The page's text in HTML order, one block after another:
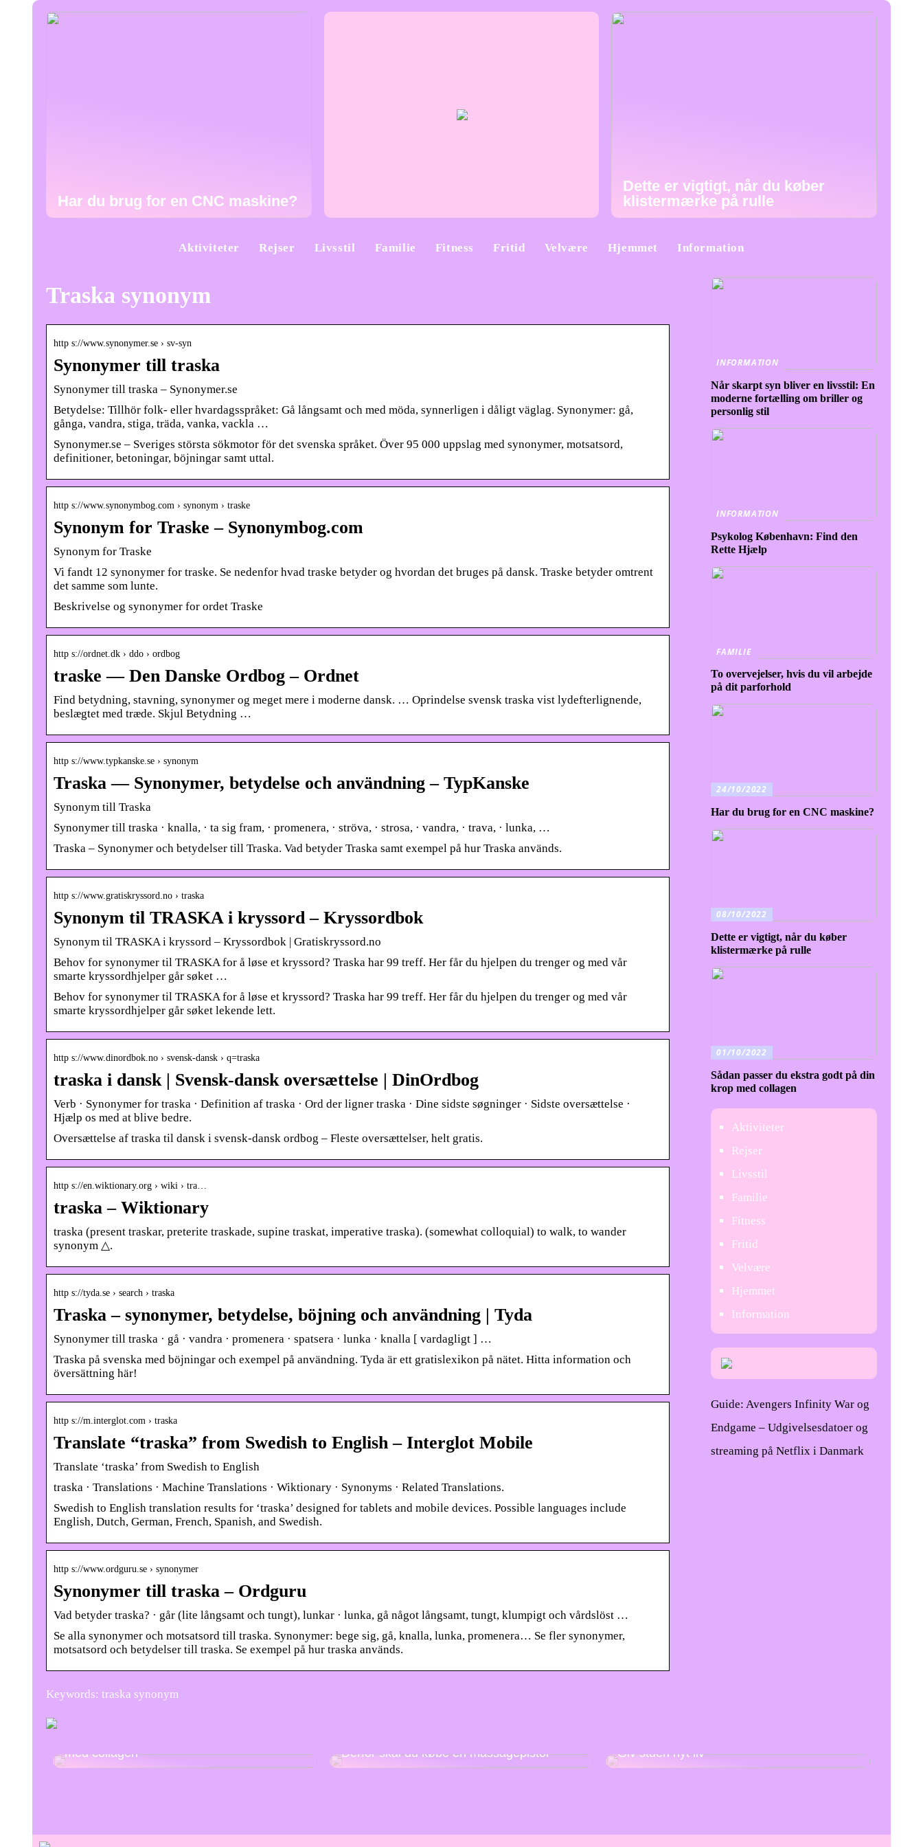
Har du brug for en CNC maskine?
Dette er vigtigt, når du køber
klistermærke på rulle
Aktiviteter Rejser Livsstil Familie Fitness Fritid Velvære Hjemmet Information
Traska synonym
http s://www.synonymer.se › sv-syn
Synonymer till traska
Synonymer till traska – Synonymer.se
Betydelse: Tillhör folk- eller hvardagsspråket: Gå långsamt och med möda, synnerligen i dåligt väglag. Synonymer: gå,
gånga, vandra, stiga, träda, vanka, vackla …
Synonymer.se – Sveriges största sökmotor för det svenska språket. Över 95 000 uppslag med synonymer, motsatsord,
definitioner, betoningar, böjningar samt uttal.
http s://www.synonymbog.com › synonym › traske
Synonym for Traske – Synonymbog.com
Synonym for Traske
Vi fandt 12 synonymer for traske. Se nedenfor hvad traske betyder og hvordan det bruges på dansk. Traske betyder omtrent
det samme som lunte.
Beskrivelse og synonymer for ordet Traske
http s://ordnet.dk › ddo › ordbog
traske — Den Danske Ordbog – Ordnet
Find betydning, stavning, synonymer og meget mere i moderne dansk. … Oprindelse svensk traska vist lydefterlignende,
beslægtet med træde. Skjul Betydning …
http s://www.typkanske.se › synonym
Traska — Synonymer, betydelse och användning – TypKanske
Synonym till Traska
Synonymer till traska · knalla, · ta sig fram, · promenera, · ströva, · strosa, · vandra, · trava, · lunka, …
Traska – Synonymer och betydelser till Traska. Vad betyder Traska samt exempel på hur Traska används.
http s://www.gratiskryssord.no › traska
Synonym til TRASKA i kryssord – Kryssordbok
Synonym til TRASKA i kryssord – Kryssordbok | Gratiskryssord.no
Behov for synonymer til TRASKA for å løse et kryssord? Traska har 99 treff. Her får du hjelpen du trenger og med vår
smarte kryssordhjelper går søket …
Behov for synonymer til TRASKA for å løse et kryssord? Traska har 99 treff. Her får du hjelpen du trenger og med vår
smarte kryssordhjelper går søket lekende lett.
http s://www.dinordbok.no › svensk-dansk › q=traska
traska i dansk | Svensk-dansk oversættelse | DinOrdbog
Verb · Synonymer for traska · Definition af traska · Ord der ligner traska · Dine sidste søgninger · Sidste oversættelse ·
Hjælp os med at blive bedre.
Oversættelse af traska til dansk i svensk-dansk ordbog – Fleste oversættelser, helt gratis.
http s://en.wiktionary.org › wiki › tra…
traska – Wiktionary
traska (present traskar, preterite traskade, supine traskat, imperative traska). (somewhat colloquial) to walk, to wander
synonym △.
http s://tyda.se › search › traska
Traska – synonymer, betydelse, böjning och användning | Tyda
Synonymer till traska · gå · vandra · promenera · spatsera · lunka · knalla [ vardagligt ] …
Traska på svenska med böjningar och exempel på användning. Tyda är ett gratislexikon på nätet. Hitta information och
översättning här!
http s://m.interglot.com › traska
Translate “traska” from Swedish to English – Interglot Mobile
Translate ‘traska’ from Swedish to English
traska · Translations · Machine Translations · Wiktionary · Synonyms · Related Translations.
Swedish to English translation results for ‘traska’ designed for tablets and mobile devices. Possible languages include
English, Dutch, German, French, Spanish, and Swedish.
http s://www.ordguru.se › synonymer
Synonymer till traska – Ordguru
Vad betyder traska? · går (lite långsamt och tungt), lunkar · lunka, gå något långsamt, tungt, klumpigt och vårdslöst …
Se alla synonymer och motsatsord till traska. Synonymer: bege sig, gå, knalla, lunka, promenera… Se fler synonymer,
motsatsord och betydelser till traska. Se exempel på hur traska används.
Keywords: traska synonym
INFORMATION
Når skarpt syn bliver en livsstil: En
moderne fortælling om briller og
personlig stil
INFORMATION
Psykolog København: Find den
Rette Hjælp
FAMILIE
To overvejelser, hvis du vil arbejde
på dit parforhold
24/10/2022
Har du brug for en CNC maskine?
08/10/2022
Dette er vigtigt, når du køber
klistermærke på rulle
01/10/2022
Sådan passer du ekstra godt på din
krop med collagen
Aktiviteter
Rejser
Livsstil
Familie
Fitness
Fritid
Velvære
Hjemmet
Information
Guide: Avengers Infinity War og
Endgame – Udgivelsesdatoer og
streaming på Netflix i Danmark
med collagen
Derfor skal du købe en massagepistol Giv stuen nyt liv